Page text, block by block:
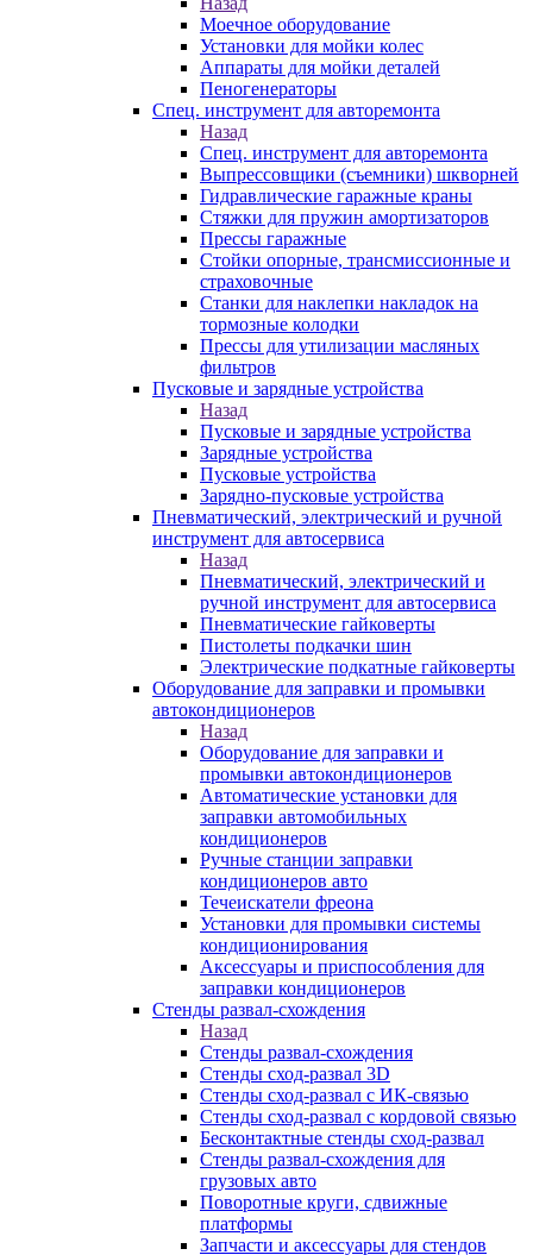
Моечное оборудование
Установки для мойки колес
Аппараты для мойки деталей
Пеногенераторы
Спец. инструмент для авторемонта
Назад
Спец. инструмент для авторемонта
Выпрессовщики (съемники) шкворней
Гидравлические гаражные краны
Стяжки для пружин амортизаторов
Прессы гаражные
Стойки опорные, трансмиссионные и
страховочные
Станки для наклепки накладок на
тормозные колодки
Прессы для утилизации масляных
фильтров
Пусковые и зарядные устройства
Назад
Пусковые и зарядные устройства
Зарядные устройства
Пусковые устройства
Зарядно-пусковые устройства
Пневматический, электрический и ручной
инструмент для автосервиса
Назад
Пневматический, электрический и
ручной инструмент для автосервиса
Пневматические гайковерты
Пистолеты подкачки шин
Электрические подкатные гайковерты
Оборудование для заправки и промывки
автокондиционеров
Назад
Оборудование для заправки и
промывки автокондиционеров
Автоматические установки для
заправки автомобильных
кондиционеров
Ручные станции заправки
кондиционеров авто
Течеискатели фреона
Установки для промывки системы
кондиционирования
Аксессуары и приспособления для
заправки кондиционеров
Стенды развал-схождения
Назад
Стенды развал-схождения
Стенды сход-развал 3D
Стенды сход-развал с ИК-связью
Стенды сход-развал с кордовой связью
Бесконтактные стенды сход-развал
Стенды развал-схождения для
грузовых авто
Поворотные круги, сдвижные
платформы
Запчасти и аксессуары для стендов